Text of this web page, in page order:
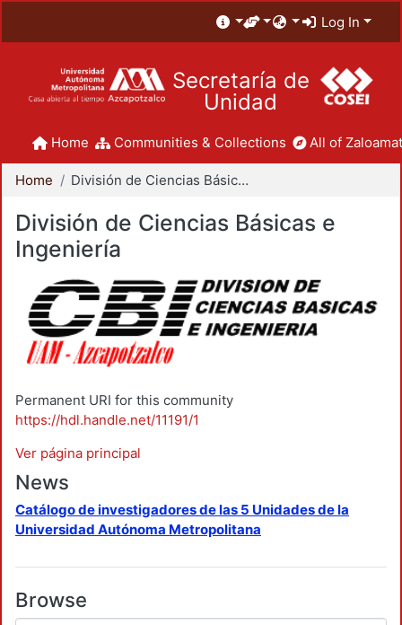
Log In
Secretaría de
Unidad
Home Communities & Collections All of
Home División de Ciencias Básicas e Ingeniería
División de Ciencias Básicas e
Ingeniería
Permanent URI for this community
https://hdl.handle.net/11191/1
Ver página principal
News
Catálogo de investigadores de las 5 Unidades de la
Universidad Autónoma Metropolitana
Browse